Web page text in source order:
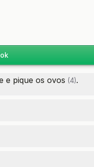
e pique os ovos (4).